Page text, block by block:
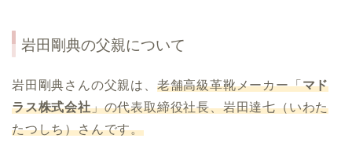
岩田剛典の父親について
岩田剛典さんの父親は、 老舗高級革靴メーカー「マド
ラス株式会社」の代表取締役社長、岩田達七（いわた
たつしち）さんです。